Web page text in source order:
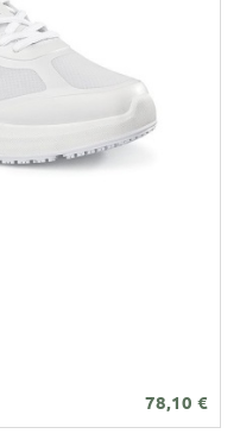
78,10 €